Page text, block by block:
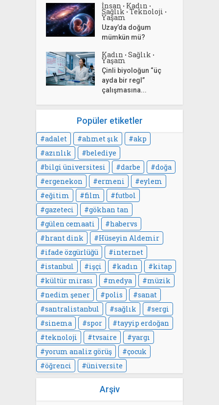
İnsan • Kadın •
Sağlık • Teknoloji •
Yaşam
Uzay’da doğum
mümkün mü?
Kadın • Sağlık •
Yaşam
Çinli biyoloğun “üç
ayda bir regl”
çalışmasına...
Popüler etiketler
adalet ahmet şık
akp
azınlık
belediye
bilgi üniversitesi
darbe
doğa
ergenekon
ermeni
eylem
eğitim
film
futbol
gazeteci
gökhan tan
gülen cemaati
habervs
hrant dink
Hüseyin Aldemir
ifade özgürlüğü
internet
istanbul
işçi kadın
kitap
kültür mirası
medya
müzik
nedim şener
polis
sanat
santralistanbul
sağlık
sergi
sinema
spor
tayyip erdoğan
teknoloji
tvsaire
yargı
yorum analiz görüş
çocuk
öğrenci
üniversite
Arşiv